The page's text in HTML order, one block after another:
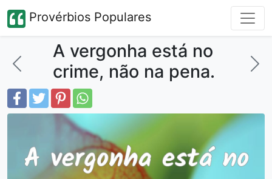
Provérbios Populares
A vergonha está no
crime, não na pena.